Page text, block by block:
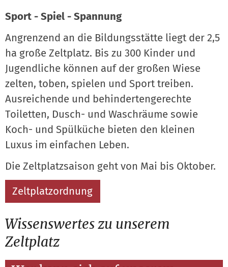
Sport - Spiel - Spannung
Angrenzend an die Bildungsstätte liegt der 2,5
ha große Zeltplatz. Bis zu 300 Kinder und
Jugendliche können auf der großen Wiese
zelten, toben, spielen und Sport treiben.
Ausreichende und behindertengerechte
Toiletten, Dusch- und Waschräume sowie
Koch- und Spülküche bieten den kleinen
Luxus im einfachen Leben.
Die Zeltplatzsaison geht von Mai bis Oktober.
Zeltplatzordnung
Wissenswertes zu unserem
Zeltplatz